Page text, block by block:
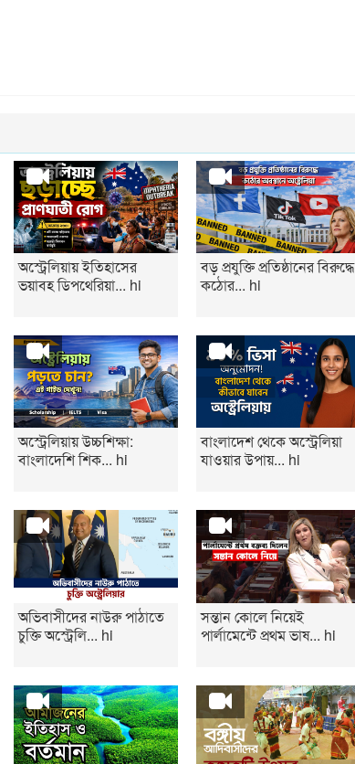
অস্ট্রেলিয়ায় ইতিহাসের
ভয়াবহ ডিপথেরিয়া... hi
বড় প্রযুক্তি প্রতিষ্ঠানের বিরুদ্ধে
কঠোর... hi
অস্ট্রেলিয়ায় উচ্চশিক্ষা:
বাংলাদেশি শিক... hi
বাংলাদেশ থেকে অস্ট্রেলিয়া
যাওয়ার উপায়... hi
অভিবাসীদের নাউরু পাঠাতে
চুক্তি অস্ট্রেলি... hi
সন্তান কোলে নিয়েই
পার্লামেন্টে প্রথম ভাষ... hi